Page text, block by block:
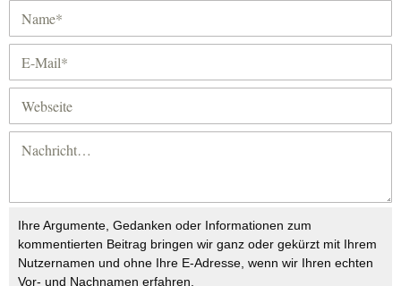
Ihre Argumente, Gedanken oder Informationen zum
kommentierten Beitrag bringen wir ganz oder gekürzt mit Ihrem
Nutzernamen und ohne Ihre E-Adresse, wenn wir Ihren echten
Vor- und Nachnamen erfahren.